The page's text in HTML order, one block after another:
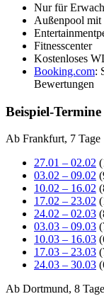
Nur für
Außenpool mit
Fitnesscenter
Kostenloses
Booking.com:
Bewertungen
Beispiel-
Ab Frankfurt, 7 Tage
27.01 – 02.02
03.02 – 09.02
10.02 – 16.02
17.02 – 23.02
24.02 – 02.03
03.03 – 09.03
10.03 – 16.03
17.03 – 23.03
24.03 – 30.03
Ab Dortmund, 8 Tage